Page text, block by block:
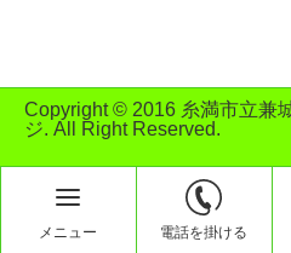
Copyright © 2016 糸満市立兼
ジ. All Right Reserved.
メニュー 電話を掛ける